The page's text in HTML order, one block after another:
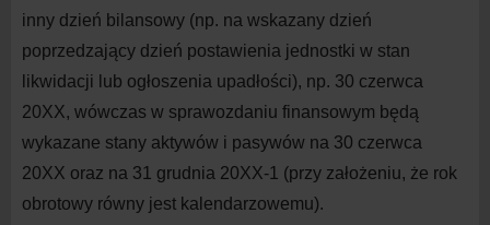
inny dzień bilansowy (np. na wskazany dzień
poprzedzający dzień postawienia jednostki w stan
likwidacji lub ogłoszenia upadłości), np. 30 czerwca
20XX, wówczas w sprawozdaniu finansowym będą
wykazane stany aktywów i pasywów na 30 czerwca
20XX oraz na 31 grudnia 20XX-1 (przy założeniu, że rok
obrotowy równy jest kalendarzowemu).